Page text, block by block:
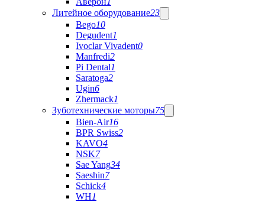
Литейное оборудование23
Bego10
Degudent1
Ivoclar Vivadent0
Manfredi2
Pi Dental1
Saratoga2
Ugin6
Zhermack1
Зуботехнические моторы75
Bien-Air16
BPR Swiss2
KAVO4
NSK7
Sae Yang34
Saeshin7
Schick4
WH1